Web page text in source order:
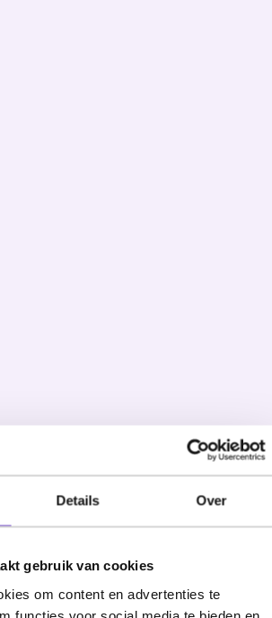
Details Over
gebruik van cookies
om content en advertenties te
functies voor social media te bieden en